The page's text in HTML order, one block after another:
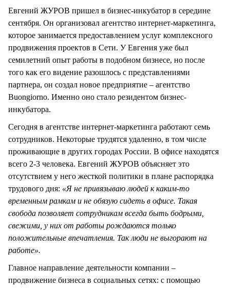
Евгений ЖУРОВ пришел в бизнес-инкубатор в середине
сентября. Он организовал агентство интернет-маркетинга,
которое занимается предоставлением услуг комплексного
продвижения проектов в Сети. У Евгения уже был
семилетний опыт работы в подобном бизнесе, но после
того как его видение разошлось с представлениями
партнера, он создал новое предприятие – агентство
Buongiorno. Именно оно стало резидентом бизнес-
инкубатора.
Сегодня в агентстве интернет-маркетинга работают семь
сотрудников. Некоторые трудятся удаленно, в том числе
проживающие в других городах России. В офисе находятся
всего 2-3 человека. Евгений ЖУРОВ объясняет это
отсутствием у него жесткой политики в плане распорядка
трудового дня: «Я не привязываю людей к каким-то
временным рамкам и не обязую сидеть в офисе. Такая
свобода позволяет сотрудникам всегда быть бодрыми,
свежими, у них от работы рождаются только
положительные впечатления. Так люди не выгорают на
работе».
Главное направление деятельности компании –
продвижение бизнеса в социальных сетях: с помощью